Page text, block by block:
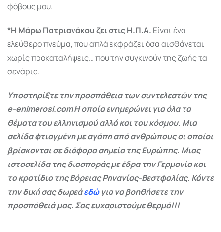
φόβους μου.
*Η Μάρω Πατριανάκου ζει στις Η.Π.Α. Είναι ένα
ελεύθερο πνεύμα, που απλά εκφράζει όσα αισθάνεται
χωρίς προκαταλήψεις… που την συγκινούν της ζωής τα
σενάρια.
Υποστηρίξτε την προσπάθεια των συντελεστών της
e-enimerosi.com Η οποία ενημερώνει για όλα τα
θέματα του ελληνισμού αλλά και του κόσμου. Μια
σελίδα φτιαγμένη με αγάπη από ανθρώπους οι οποίοι
βρίσκονται σε διάφορα σημεία της Ευρώπης. Μιας
ιστοσελίδα της διασποράς με έδρα την Γερμανία και
το κρατίδιο της Βόρειας Ρηνανίας-Βεστφαλίας. Κάντε
την δική σας δωρεάεδώγια να βοηθήσετε την
προσπάθειά μας. Σας ευχαριστούμε θερμά!!!